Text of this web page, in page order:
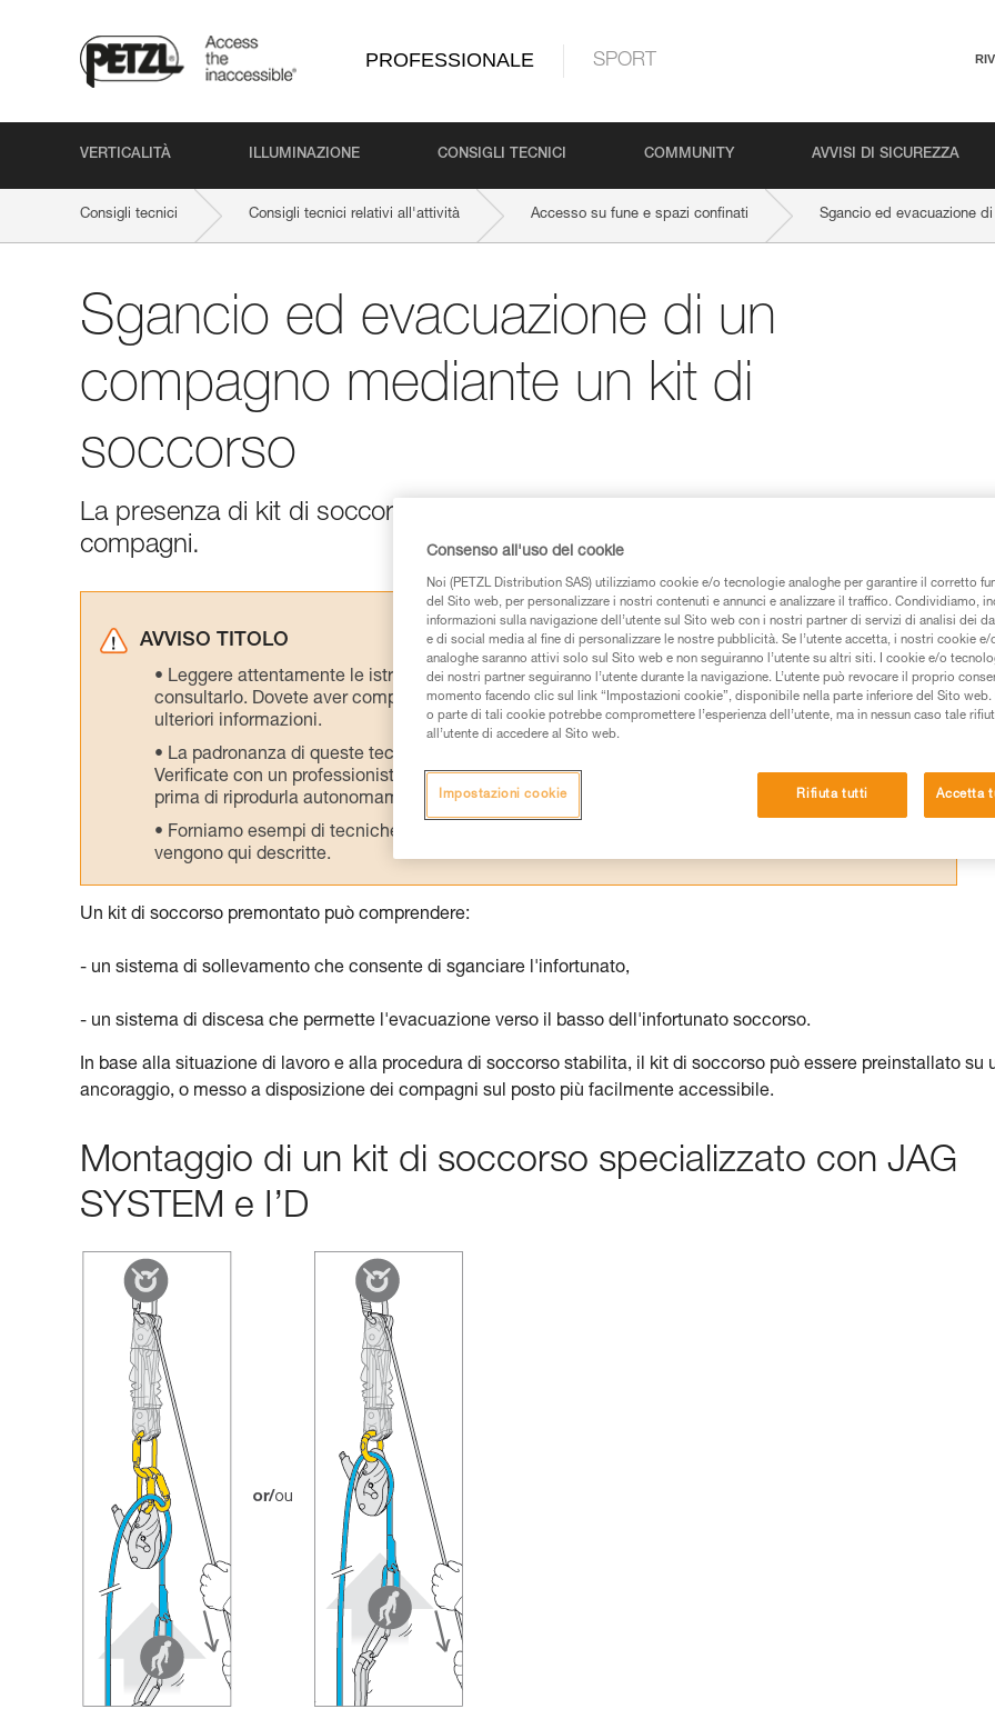
PROFESSIONALE SPORT
VERTICALITÀ ILLUMINAZIONE CONSIGLI TECNICI COMMUNITY AVVISI DI SICUREZZA
Consigli tecnici Consigli tecnici relativi all'attività Accesso su fune e spazi confinati Sgancio ed evacuazione
Sgancio ed evacuazione di un
compagno mediante un kit di
soccorso
La presenza di kit di soccorso sul posto di lavoro permette un rapido intervento
compagni.
AVVISO TITOLO
Leggere attentamente le istruzioni tecniche dei prodotti utilizzati in questo consiglio prima di
consultarlo. Dovete aver compreso le informazioni dell’istruzione tecnica per poter capire queste
ulteriori informazioni.
La padronanza di queste tecniche richiede una formazione ed un addestramento specifico.
Verificate con un professionista la vostra capacità di rifare la manovra, da soli, in piena sicurezza,
prima di riprodurla autonomamente.
Forniamo esempi di tecniche relative alla vostra attività. Ne possono esistere altre che non
vengono qui descritte.
Un kit di soccorso premontato può comprendere:
- un sistema di sollevamento che consente di sganciare l'infortunato,
- un sistema di discesa che permette l'evacuazione verso il basso dell'infortunato soccorso.
In base alla situazione di lavoro e alla procedura di soccorso stabilita, il kit di soccorso può essere preinstallato su
ancoraggio, o messo a disposizione dei compagni sul posto più facilmente accessibile.
Montaggio di un kit di soccorso specializzato con JAG
SYSTEM e I’D
Consenso all'uso dei cookie
Noi (PETZL Distribution SAS) utilizziamo cookie e/o tecnologie analoghe per garantire il corretto
del Sito web, per personalizzare i nostri contenuti e annunci e analizzare il traffico. Condividiamo,
informazioni sulla navigazione dell’utente sul Sito web con i nostri partner di servizi di analisi dei
e di social media al fine di personalizzare le nostre pubblicità. Se l’utente accetta, i nostri cookie
analoghe saranno attivi solo sul Sito web e non seguiranno l’utente su altri siti. I cookie e/o
dei nostri partner seguiranno l’utente durante la navigazione. L’utente può revocare il proprio
momento facendo clic sul link “Impostazioni cookie”, disponibile nella parte inferiore del Sito
o parte di tali cookie potrebbe compromettere l’esperienza dell’utente, ma in nessun caso tale
all’utente di accedere al Sito web.
Rifiuta tutti Accetta
Impostazioni cookie